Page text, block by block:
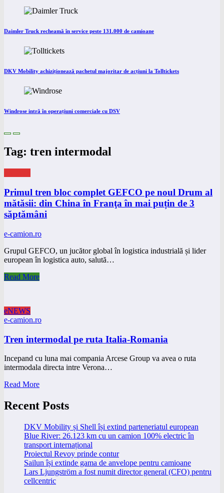
Daimler Truck recheamă în service peste 131.000 de camioane
DKV Mobility achiziționează pachetul majoritar de acțiuni la Tolltickets
Windrose intră în operațiuni comerciale cu DSV
Tag: tren intermodal
Primul tren bloc complet GEFCO pe noul Drum al
mătăsii: din China în Franţa în mai puțin de 3
săptămâni
e-camion.ro
Grupul GEFCO, un jucător global în logistica industrială și lider
european în logistica auto, salută…
Read More
eNEWS
e-camion.ro
Tren intermodal pe ruta Italia-Romania
Incepand cu luna mai compania Arcese Group va avea o ruta
intermodala directa intre Verona…
Read More
Recent Posts
DKV Mobility și Shell își extind parteneriatul european
Blue River: 26.123 km cu un camion 100% electric în
transport internațional
Proiectul Revoy prinde contur
Sailun își extinde gama de anvelope pentru camioane
Lars Ljungström a fost numit director general (CFO) pentru
cellcentric